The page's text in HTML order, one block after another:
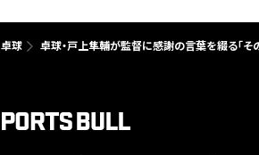
卓球 卓球・戸上隼輔が監督に感謝の言葉を綴る「そ